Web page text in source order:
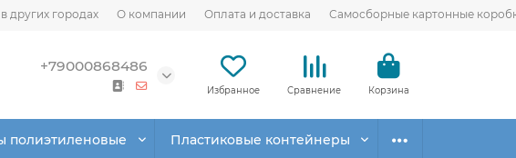
других городах О компании Оплата и доставка Самосборные картонные
+79000868486
Избранное Сравнение Корзина
полиэтиленовые Пластиковые контейнеры